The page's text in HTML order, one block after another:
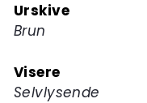
Urskive
Brun
Visere
Selvlysende